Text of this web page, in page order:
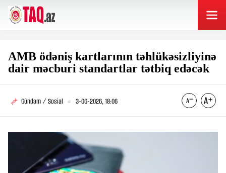
AMB ödəniş kartlarının təhlükəsizliyinə
dair məcburi standartlar tətbiq edəcək
Gündəm / Sosial 3-06-2026, 18:06